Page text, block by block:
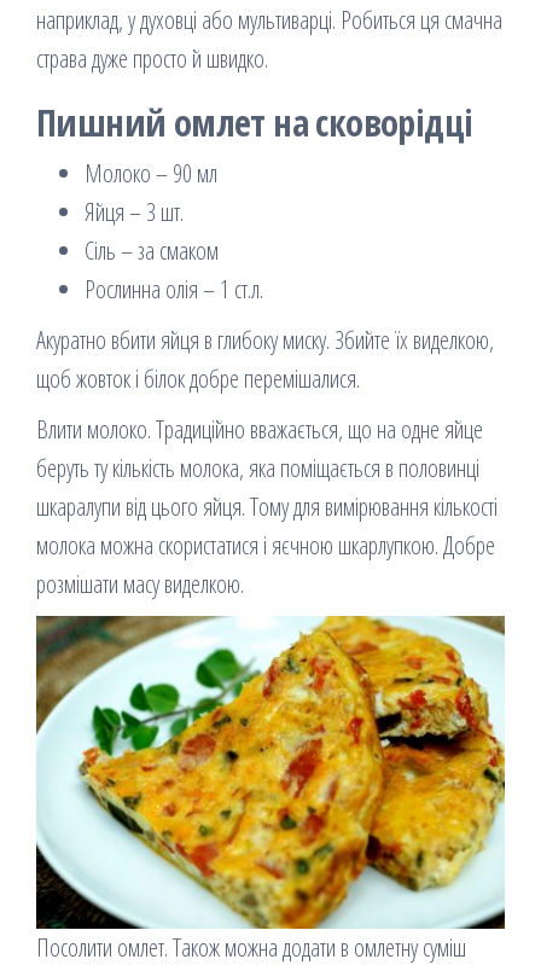
наприклад, у духовці або мультиварці. Робиться ця смачна
страва дуже просто й швидко.
Пишний омлет на сковорідці
Молоко – 90 мл
Яйця – 3 шт.
Сіль – за смаком
Рослинна олія – 1 ст.л.
Акуратно вбити яйця в глибоку миску. Збийте їх виделкою,
щоб жовток і білок добре перемішалися.
Влити молоко. Традиційно вважається, що на одне яйце
беруть ту кількість молока, яка поміщається в половинці
шкаралупи від цього яйця. Тому для вимірювання кількості
молока можна скористатися і яєчною шкарлупкою. Добре
розмішати масу виделкою.
Посолити омлет. Також можна додати в омлетну суміш